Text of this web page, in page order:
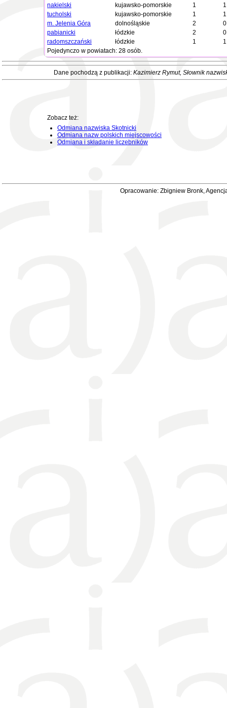
nakielski
kujawsko-pomorskie 1
1
tucholski
kujawsko-pomorskie 1
1
m. Jelenia Góra
dolnośląskie 2
0
pabianicki
łódzkie 2
0
radomszczański
łódzkie 1
1
Pojedynczo w powiatach: 28 osób.
Dane pochodzą z publikacji: Kazimierz Rymut, Słownik
Zobacz też:
Odmiana nazwiska Skotnicki
Odmiana nazw polskich miejscowości
Odmiana i składanie liczebników
Opracowanie: Zbigniew Bronk,